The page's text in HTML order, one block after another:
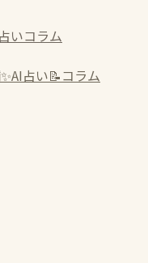
いコラム
✨AI占い📝コラム